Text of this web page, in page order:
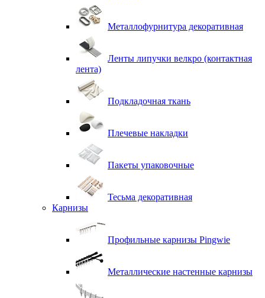
Металлофурнитура декоративная
Ленты липучки велкро (контактная
лента)
Подкладочная ткань
Плечевые накладки
Пакеты упаковочные
Тесьма декоративная
Карнизы
Профильные карнизы Pingwie
Металлические настенные карнизы